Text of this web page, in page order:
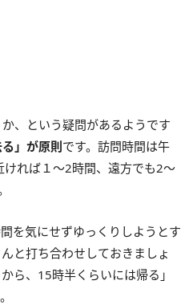
、という疑問があるようです
」が原則です。訪問時間は午
れば１～2時間、遠方でも2～
を気にせずゆっくりしようとす
と打ち合わせしておきましょ
ら、15時半くらいには帰る」